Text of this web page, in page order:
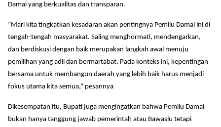
Damai yang berkualitas dan transparan.
“Mari kita tingkatkan kesadaran akan pentingnya Pemilu Damai ini di
tengah-tengah masyarakat. Saling menghormati, mendengarkan,
dan berdiskusi dengan baik merupakan langkah awal menuju
pemilihan yang adil dan bermartabat. Pada konteks ini, kepentingan
bersama untuk membangun daerah yang lebih baik harus menjadi
fokus utama kita semua,” pesannya
Dikesempatan itu, Bupati juga mengingatkan bahwa Pemilu Damai
bukan hanya tanggung jawab pemerintah atau Bawaslu tetapi